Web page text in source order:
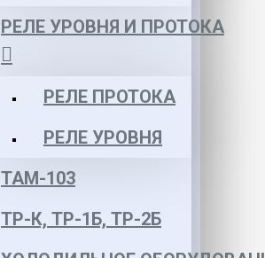
РЕЛЕ УРОВНЯ И ПРОТОКА
РЕЛЕ ПРОТОКА
РЕЛЕ УРОВНЯ
ТАМ-103
ТР-К, ТР-1Б, ТР-2Б